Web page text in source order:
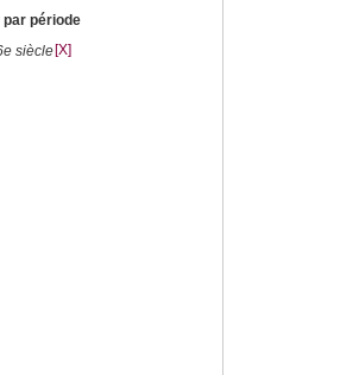
période
siècle[X]